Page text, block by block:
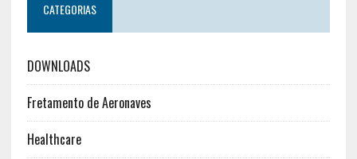
CATEGORIAS
DOWNLOADS
Fretamento de Aeronaves
Healthcare